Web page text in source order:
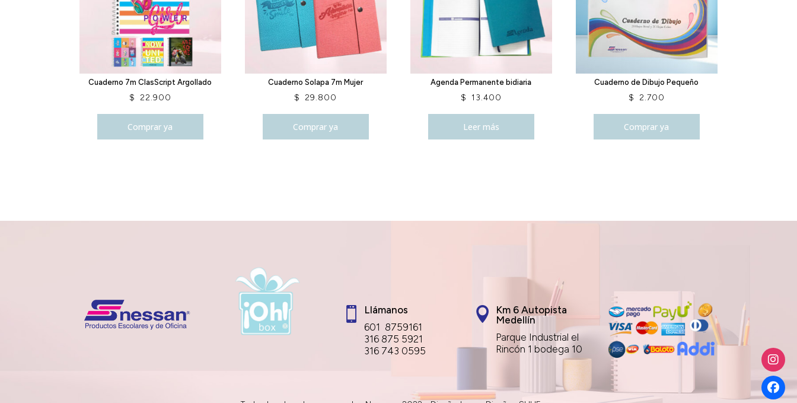
Cuaderno 7m ClasScript Argollado
$ 22.900
Comprar ya
Cuaderno Solapa 7m Mujer
$ 29.800
Comprar ya
Agenda Permanente bidiaria
$ 13.400
Leer más
Cuaderno de Dibujo Pequeño
$ 2.700
Comprar ya

Llámanos
601 8759161
316 875 5921
316 743 0595

Km 6 Autopista
Medellín
Parque Industrial el
Rincón 1 bodega 10